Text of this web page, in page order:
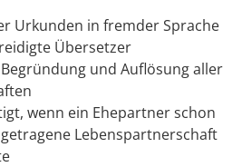
Urkunden in fremder Sprache
Übersetzer
und Auflösung aller
wenn ein Ehepartner schon
Lebenspartnerschaft